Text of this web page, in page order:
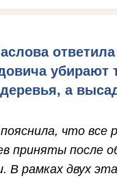
убирают
а
что все
приняты после
В рамках двух